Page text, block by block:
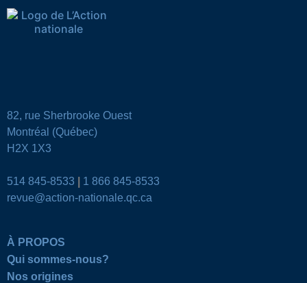
82, rue Sherbrooke Ouest
Montréal (Québec)
H2X 1X3
514 845-8533
1 866 845-8533
revue@action-nationale.qc.ca
À PROPOS
Qui sommes-nous?
Nos origines